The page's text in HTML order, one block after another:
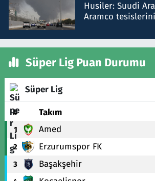
Husiler: Suudi
Aramco
Süper Lig Puan Durumu
Süper Lig
# Takım
1 Amed
2 Erzurumspor FK
3 Başakşehir